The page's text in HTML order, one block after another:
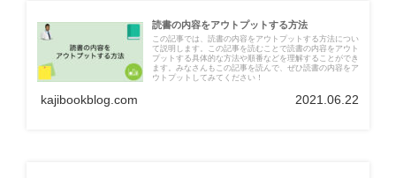
読書の内容をアウトプットする方法
この記事では、読書の内容をアウトプットする方法につい
て説明します。この記事を読むことで読書の内容をアウト
プットする具体的な方法や順番などを理解することができ
ます。みなさんもこの記事を読んで、ぜひ読書の内容をア
ウトプットしてみてください！
kajibookblog.com 2021.06.22